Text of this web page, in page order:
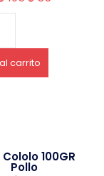
carrito
100GR
Pollo